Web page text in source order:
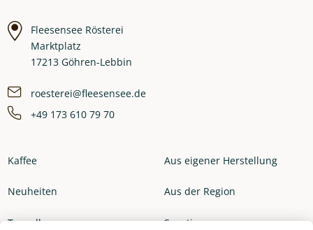
Fleesensee Rösterei
Marktplatz
17213 Göhren-Lebbin
roesterei@fleesensee.de
+49 173 610 79 70
Kaffee
Neuheiten
Topseller
Aus eigener Herstellung
Aus der Region
Sonstiges